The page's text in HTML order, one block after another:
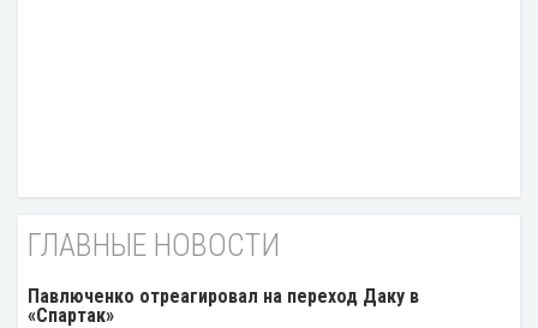
ГЛАВНЫЕ НОВОСТИ
Павлюченко отреагировал на переход Даку в
«Спартак»